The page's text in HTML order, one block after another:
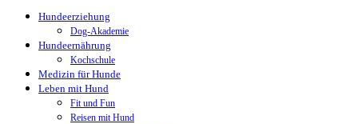
Hundeerziehung
Dog-Akademie
Hundeernährung
Kochschule
Medizin für Hunde
Leben mit Hund
Fit und Fun
Reisen mit Hund